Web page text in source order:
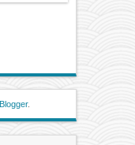
Blogger.